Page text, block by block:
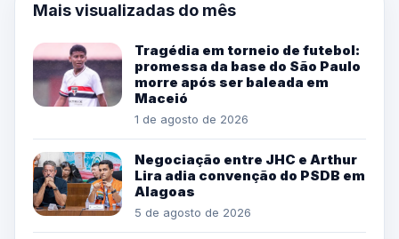
Mais visualizadas do mês
Tragédia em torneio de futebol:
promessa da base do São Paulo
morre após ser baleada em
Maceió
1 de agosto de 2026
Negociação entre JHC e Arthur
Lira adia convenção do PSDB em
Alagoas
5 de agosto de 2026